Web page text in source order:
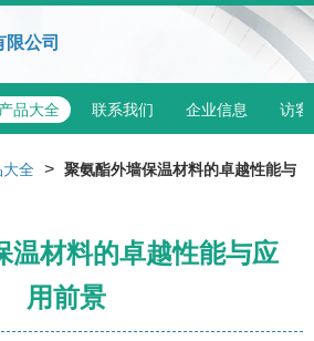
公司
产品大全 联系我们 企业信息 访客
大全 > 聚氨酯外墙保温材料的卓越性能与
温材料的卓越性能与应
用前景